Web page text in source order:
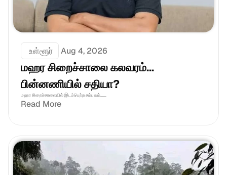
உள்ளூர் Aug 4, 2026
மஹர சிறைச்சாலை கலவரம்...
பின்னணியில் சதியா?
மஹர சிறைச்சாலையில் இடம்பெற்ற சம்பவம்......
Read More